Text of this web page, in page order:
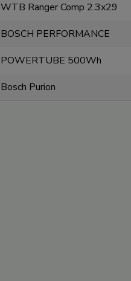
WTB Ranger Comp 2.3x29
BOSCH PERFORMANCE
POWERTUBE 500Wh
Bosch Purion